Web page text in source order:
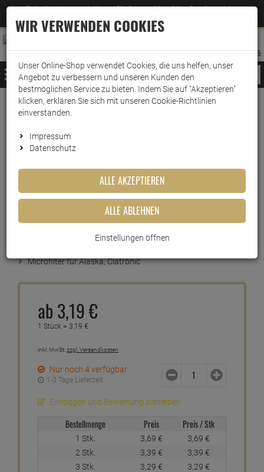
Jetzt für den Newsletter entscheiden und 5% Rabatt auf Ihre nächste Bestellung erhalten
–Zum Newsletter
ANMELDEN
AUFKLAPPEN
MERKZETTEL
WARENKORB:
MENÜ
Weiter einkaufen www.wark24.de
Küche & Haushalt
Staubsaugerzubehör
Variant Staubsaugerbeutel
XB03 Microvlies
Microfilter für Alaska, Clatronic
ab 3,19€
1 Stück = 3,19 €
inkl. MwSt. zzgl. Versandkosten
Nur noch 4 verfügbar
1-3 Tage Lieferzeit
Einloggen und Bewertung schreiben
Bestellmenge Preis Preis / Stk
1 Stk. 3, 69 € 3, 69 €
2 Stk.
3, 39 € 3, 39 €
3 Stk.
3, 29 € 3, 29 €
WIR VERWENDEN COOKIES
Unser Online-Shop verwendet Cookies, die uns helfen, unser
Angebot zu verbessern und unseren Kunden den
bestmöglichen Service zu bieten. Indem Sie auf "Akzeptieren"
klicken, erklären Sie sich mit unseren Cookie-Richtlinien
einverstanden.
Impressum
Datenschutz
ALLE AKZEPTIEREN
ALLE ABLEHNEN
Einstellungen öffnen